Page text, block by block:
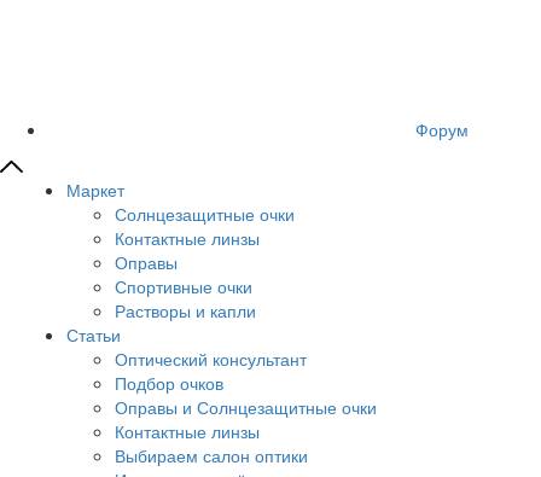
Форум
Маркет
Солнцезащитные очки
Контактные линзы
Оправы
Спортивные очки
Растворы и капли
Статьи
Оптический консультант
Подбор очков
Оправы и Солнцезащитные очки
Контактные линзы
Выбираем салон оптики